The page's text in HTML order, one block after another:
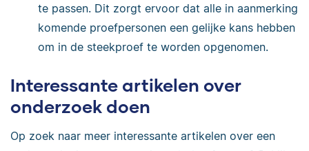
te passen. Dit zorgt ervoor dat alle in aanmerking
komende proefpersonen een gelijke kans hebben
om in de steekproef te worden opgenomen.
Interessante artikelen over
onderzoek doen
Op zoek naar meer interessante artikelen over een